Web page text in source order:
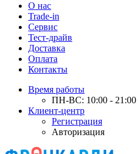
О нас
Trade-in
Сервис
Тест-драйв
Доставка
Оплата
Контакты
Время работы
ПН-ВС: 10:00 - 21:00
Клиент-центр
Регистрация
Авторизация